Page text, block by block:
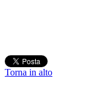
Torna in alto